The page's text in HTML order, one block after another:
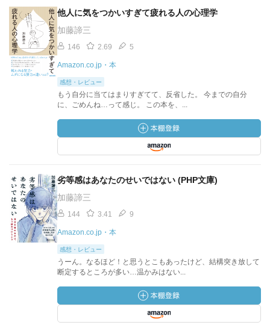
他人に気をつかいすぎて疲れる人の心理学
加藤諦三
146 2.69 5
Amazon.co.jp・本
感想・レビュー
もう自分に当てはまりすぎてて、反省した。 今までの自分
に、ごめんね…って感じ。 この本を、...
劣等感はあなたのせいではない (PHP文庫)
加藤諦三
144 3.41 9
Amazon.co.jp・本
感想・レビュー
うーん。なるほど！と思うとこもあったけど、結構突き放して
断定するところが多い…温かみはない...